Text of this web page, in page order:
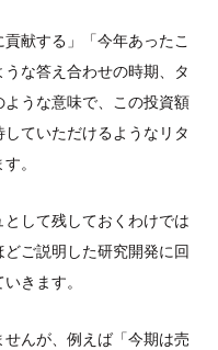
献する」「今年あったこ
な答え合わせの時期、タ
うな意味で、この投資額
ていただけるようなリタ
。
して残しておくわけでは
ご説明した研究開発に回
きます。
んが、例えば「今期は売